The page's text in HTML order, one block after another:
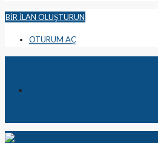
BIR İLAN OLUŞTURUN
OTURUM AÇ